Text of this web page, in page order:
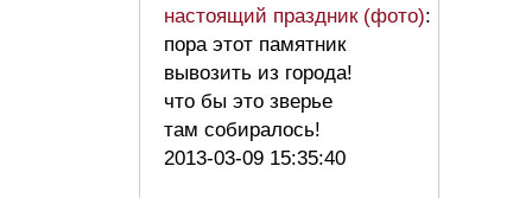
настоящий праздник (фото):
пора этот памятник
вывозить из города!
что бы это зверье
там собиралось!
2013-03-09 15:35:40